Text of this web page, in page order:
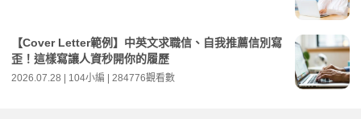
【Cover Letter範例】中英文求職信、自我推薦信別寫
歪！這樣寫讓人資秒開你的履歷
2026.07.28 | 104小編 | 284776觀看數